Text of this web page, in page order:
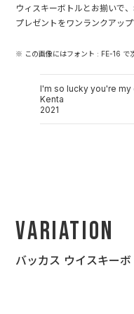
ウィスキーボトルとお揃いで、
プレゼントをワンランクアップ
※ この画像にはフォント : FE-16 で
I'm so lucky you're my
Kenta
2021
Variation
バッカス ウイスキー